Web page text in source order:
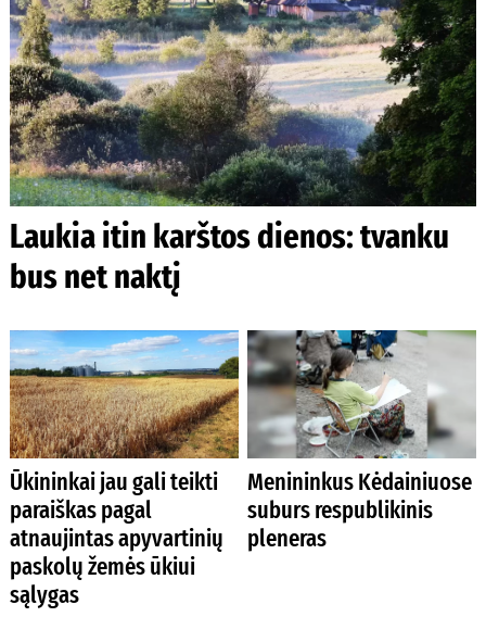
Laukia itin karštos dienos: tvanku
bus net naktį
Ūkininkai jau gali teikti
paraiškas pagal
atnaujintas apyvartinių
paskolų žemės ūkiui
sąlygas
Menininkus Kėdainiuose
suburs respublikinis
pleneras